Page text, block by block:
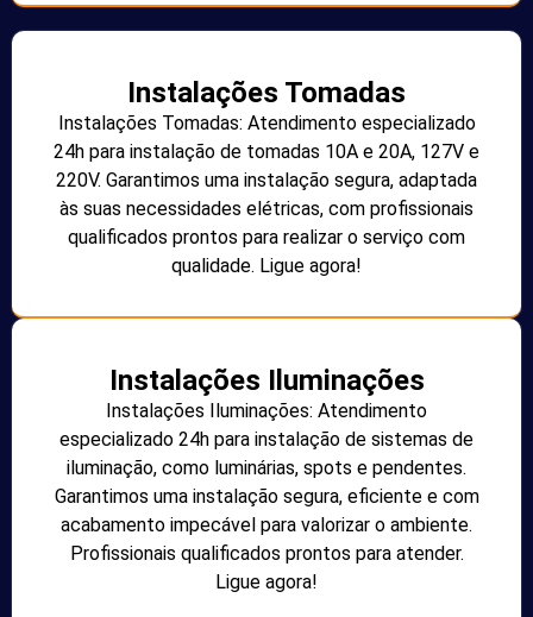
Instalações Tomadas
Instalações Tomadas: Atendimento especializado
24h para instalação de tomadas 10A e 20A, 127V e
220V. Garantimos uma instalação segura, adaptada
às suas necessidades elétricas, com profissionais
qualificados prontos para realizar o serviço com
qualidade. Ligue agora!
Instalações Iluminações
Instalações Iluminações: Atendimento
especializado 24h para instalação de sistemas de
iluminação, como luminárias, spots e pendentes.
Garantimos uma instalação segura, eficiente e com
acabamento impecável para valorizar o ambiente.
Profissionais qualificados prontos para atender.
Ligue agora!